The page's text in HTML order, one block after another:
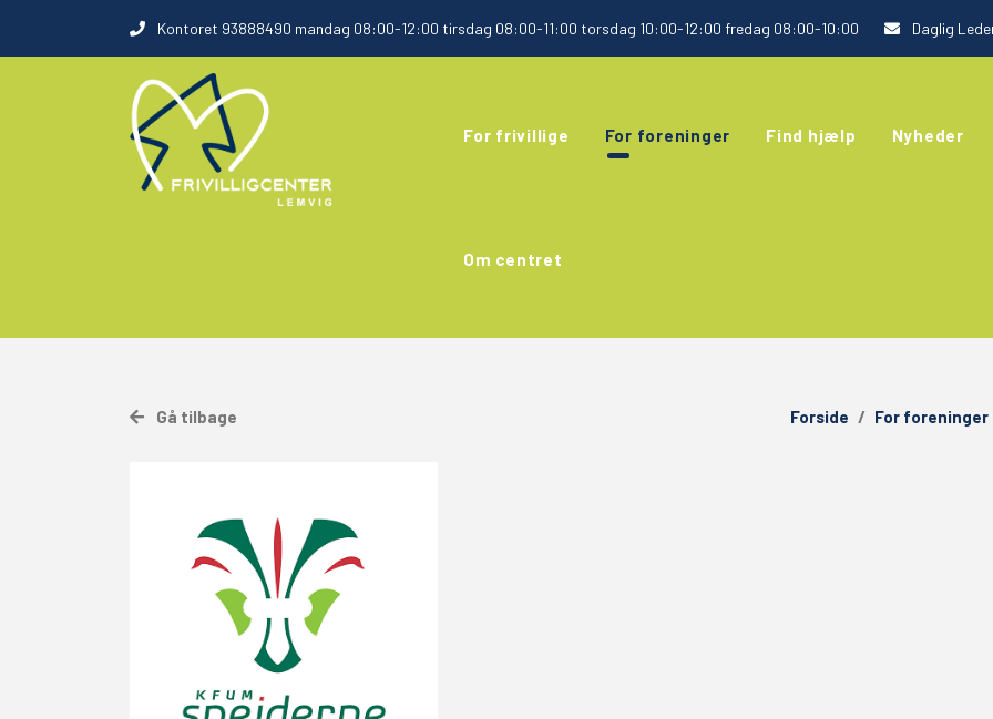
Kontoret 93888490 mandag 08:00-12:00 tirsdag 08:00-11:00 torsdag 10:00-12:00 fredag 08:00-10:00
Daglig
For frivillige For foreninger Find hjælp Nyheder
Om centret
Gå tilbage Forside / For foreninger